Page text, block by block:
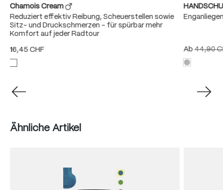
Chamois Cream
Reduziert effektiv Reibung, Scheuerstellen sowie
Sitz- und Druckschmerzen – für spürbar mehr
Komfort auf jeder Radtour
16,45 CHF Ab44,90
Produktgalerie überspringen
Ähnliche Artikel